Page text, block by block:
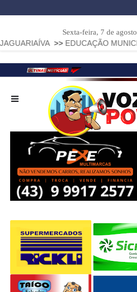
Sexta-feira, 7 de
>> EDUCAÇÃO MUNICIPAL DE